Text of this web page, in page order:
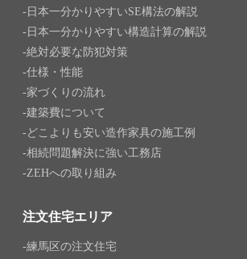
日本一分かりやすいSE構法の解説
日本一分かりやすい構造計算の解説
絶対必要な防犯対策
仕様・性能
家づくりの流れ
建築費について
どこよりも安い造作家具の施工例
相続問題解決に強い工務店
ZEHへの取り組み
注文住宅エリア
練馬区の注文住宅